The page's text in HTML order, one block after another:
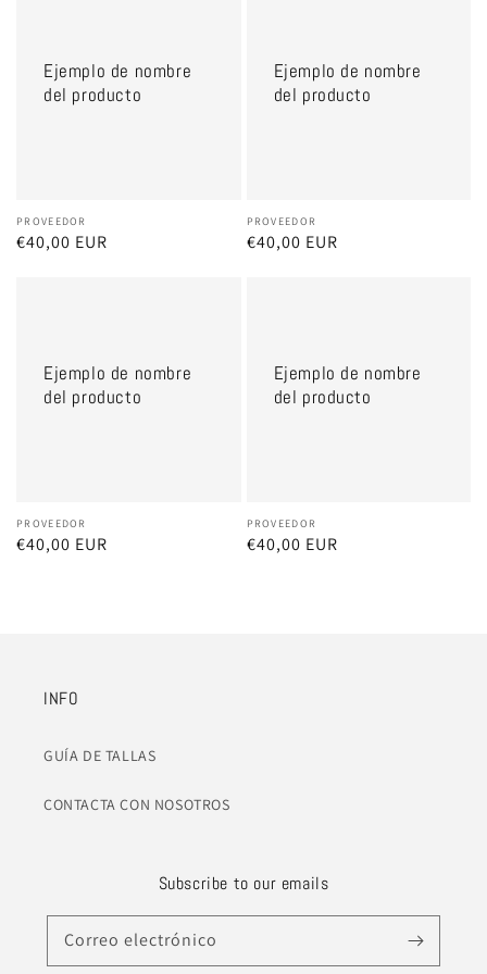
producto
Proveedor:
PROVEEDOR
Precio
€40,00 EUR
Ejemplo de nombre
del producto
producto
Proveedor:
PROVEEDOR
Precio
€40,00 EUR
Ejemplo de nombre
del producto
producto
Proveedor:
PROVEEDOR
Precio
€40,00 EUR
Ejemplo de nombre
del producto
producto
Proveedor:
PROVEEDOR
Precio
€40,00 EUR
Ejemplo de nombre
del producto
INFO
GUÍA DE TALLAS
CONTACTA CON NOSOTROS
Subscribe to our emails
Correo electrónico